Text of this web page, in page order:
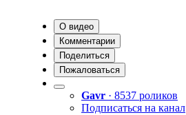
О видео
Комментарии
Поделиться
Пожаловаться
Gavr · 8537 роликов
Подписаться на канал